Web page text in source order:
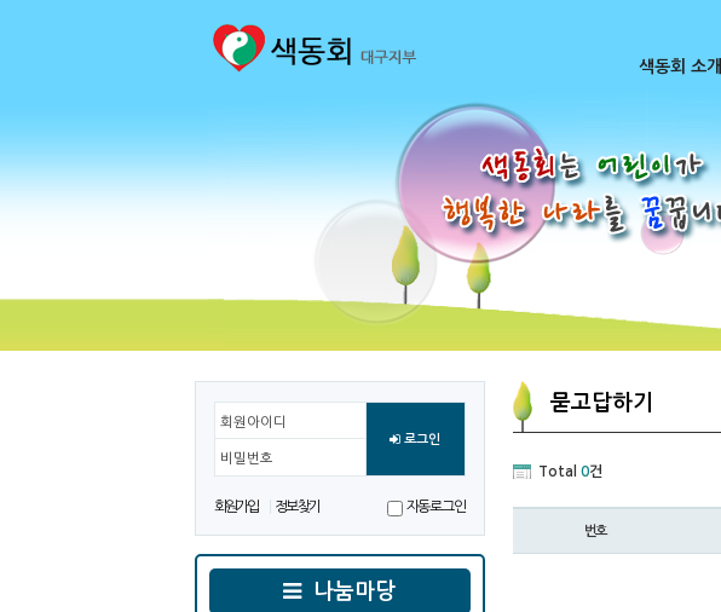
색동회 소개
회원아이디
비밀번호
로그인
회원가입 정보찾기 자동로그인
나눔마당
묻고답하기
Total 0건
번호